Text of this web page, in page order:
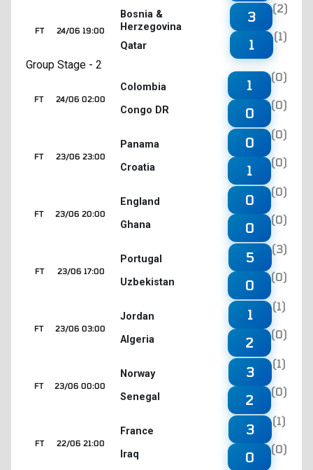
24/06 19:00
FT
Bosnia &
Herzegovina
Qatar
3
(2)
1
(1)
Group Stage - 2
24/06 02:00
FT
Colombia
Congo DR
1
(0)
0
(0)
23/06 23:00
FT
Panama
Croatia
0
(0)
1
(0)
23/06 20:00
FT
England
Ghana
0
(0)
0
(0)
23/06 17:00
FT
Portugal
Uzbekistan
5
(3)
0
(0)
23/06 03:00
FT
Jordan
Algeria
1
(1)
2
(0)
23/06 00:00
FT
Norway
Senegal
3
(1)
2
(0)
22/06 21:00
FT
France
Iraq
3
(1)
0
(0)